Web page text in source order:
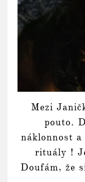
Mezi
pouto.
náklonnost
rituály !
Doufám, že